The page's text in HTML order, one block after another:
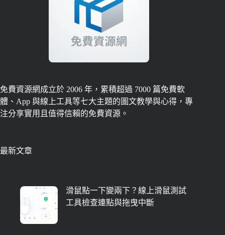
免費資源網成立於 2006 年，累積超過 7000 篇免費軟
體、App 與線上工具等七大主題的圖文教學與心得，專
注分享實用且值得信賴的免費資源。
最新文章
滑鼠點一下變兩下？線上滑鼠測試
工具檢查連點與拖曳中斷